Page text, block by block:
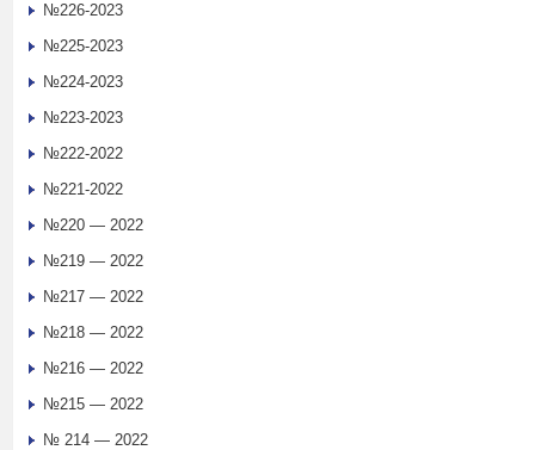
№226-2023
№225-2023
№224-2023
№223-2023
№222-2022
№221-2022
№220 — 2022
№219 — 2022
№217 — 2022
№218 — 2022
№216 — 2022
№215 — 2022
№ 214 — 2022